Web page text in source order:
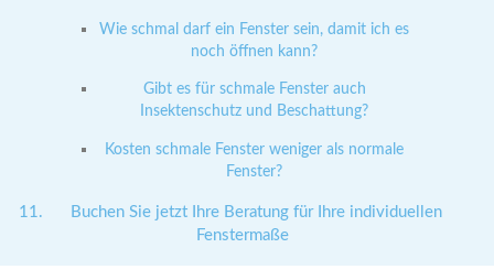
Wie schmal darf ein Fenster sein, damit ich es
noch öffnen kann?
Gibt es für schmale Fenster auch
Insektenschutz und Beschattung?
Kosten schmale Fenster weniger als normale
Fenster?
Buchen Sie jetzt Ihre Beratung für Ihre individuellen
Fenstermaße